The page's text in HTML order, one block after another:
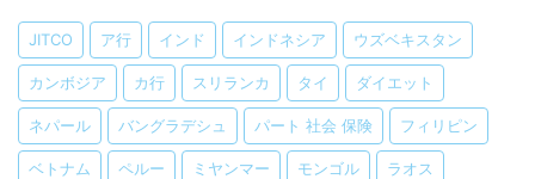
JITCO ア行 インド インドネシア ウズベキスタン
カンボジア カ行 スリランカ タイ ダイエット
ネパール バングラデシュ パート 社会 保険 フィリピン
ベトナム ペルー ミヤンマー モンゴル ラオス